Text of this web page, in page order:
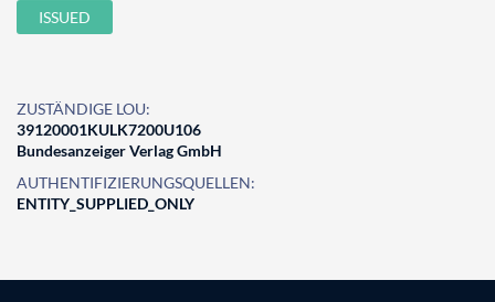
ISSUED
ZUSTÄNDIGE LOU:
39120001KULK7200U106
Bundesanzeiger Verlag GmbH
AUTHENTIFIZIERUNGSQUELLEN:
ENTITY_SUPPLIED_ONLY